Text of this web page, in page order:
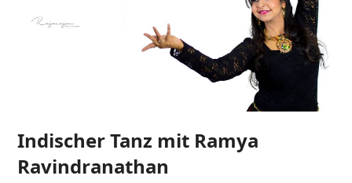
Indischer Tanz mit Ramya
Ravindranathan